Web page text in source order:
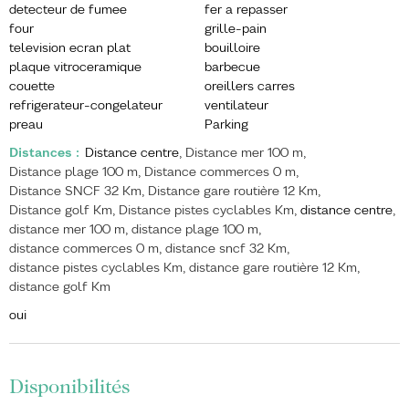
detecteur de fumee
fer a repasser
four
grille-pain
television ecran plat
bouilloire
plaque vitroceramique
barbecue
couette
oreillers carres
refrigerateur-congelateur
ventilateur
preau
Parking
Distances : Distance centre Distance mer 100 m
Distance plage 100 m Distance commerces 0 m
Distance SNCF 32 Km Distance gare routière 12 Km
Distance golf Km Distance pistes cyclables Km distance centre
distance mer 100 m distance plage 100 m
distance commerces 0 m distance sncf 32 Km
distance pistes cyclables Km distance gare routière 12 Km
distance golf Km
oui
Disponibilités